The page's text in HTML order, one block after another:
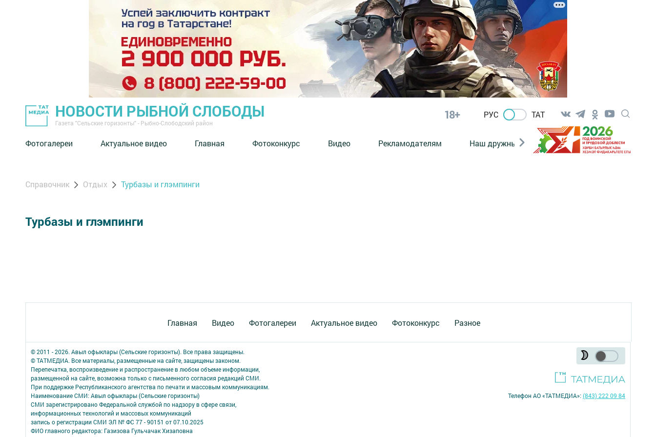
НОВОСТИ РЫБНОЙ СЛОБОДЫ
Газета "Сельские горизонты" - Рыбно-Слободский район
18+ РУС ТАТ
Фотогалереи Актуальное видео Главная Фотоконкурс Видео Рекламодателям Наш дружный коллектив Документы
Справочник Отдых Турбазы и глэмпинги
Турбазы и глэмпинги
Главная Видео Фотогалереи Актуальное видео Фотоконкурс Разное
© 2011 - 2026. Авыл офыклары (Сельские горизонты). Все права защищены.
© ТАТМЕДИА. Все материалы, размещенные на сайте, защищены законом.
Перепечатка, воспроизведение и распространение в любом объеме информации,
размещенной на сайте, возможна только с письменного согласия редакций СМИ.
При поддержке Республиканского агентства по печати и массовым коммуникациям.
Наименование СМИ: Авыл офыклары (Сельские горизонты)
СМИ зарегистрировано Федеральной службой по надзору в сфере связи,
информационных технологий и массовых коммуникаций
запись о регистрации СМИ ЭЛ № ФС 77 - 90151 от 07.10.2025
ФИО главного редактора: Газизова Гульчачак Хизаповна
Телефон АО «ТАТМЕДИА»:(843) 222 09 84